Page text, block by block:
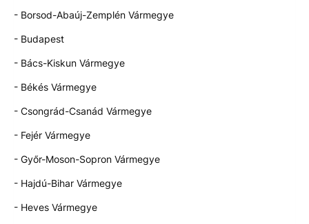
- Borsod-Abaúj-Zemplén Vármegye
- Budapest
- Bács-Kiskun Vármegye
- Békés Vármegye
- Csongrád-Csanád Vármegye
- Fejér Vármegye
- Győr-Moson-Sopron Vármegye
- Hajdú-Bihar Vármegye
- Heves Vármegye